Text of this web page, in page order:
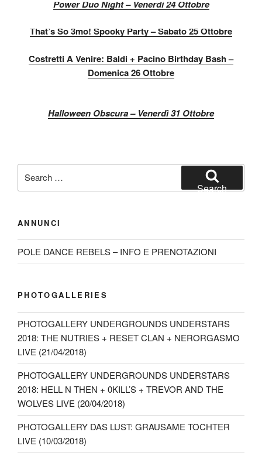
Power Duo Night – Venerdì 24 Ottobre
That’s So 3mo! Spooky Party – Sabato 25 Ottobre
Costretti A Venire: Baldi + Pacino Birthday Bash –
Domenica 26 Ottobre
Halloween Obscura – Venerdì 31 Ottobre
for:
Search
ANNUNCI
POLE DANCE REBELS – INFO E PRENOTAZIONI
PHOTOGALLERIES
PHOTOGALLERY UNDERGROUNDS UNDERSTARS
2018: THE NUTRIES + RESET CLAN + NERORGASMO
LIVE (21/04/2018)
PHOTOGALLERY UNDERGROUNDS UNDERSTARS
2018: HELL N THEN + 0KILL’S + TREVOR AND THE
WOLVES LIVE (20/04/2018)
PHOTOGALLERY DAS LUST: GRAUSAME TOCHTER
LIVE (10/03/2018)